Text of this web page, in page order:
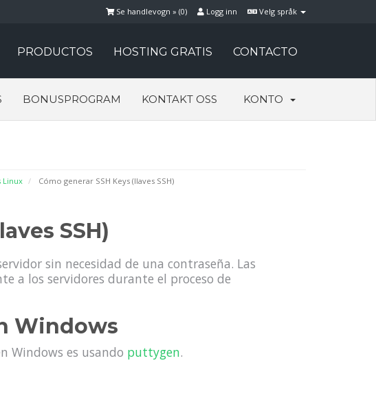
Velg språk
Logg inn
Se handlevogn » (0)
PRODUCTOS HOSTING GRATIS CONTACTO
BONUSPROGRAM KONTAKT OSS KONTO
Linux Cómo generar SSH Keys (llaves SSH)
SSH)
sin necesidad de una contraseña. Las
a los servidores durante el proceso de
Windows
Windows es usando puttygen.